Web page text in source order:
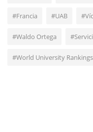
#Francia #UAB
#Waldo Ortega
#World University Rankings